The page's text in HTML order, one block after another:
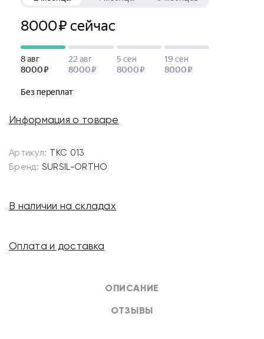
ОПИСАНИЕ
ОТЗЫВЫ
Информация о товаре
Артикул: ТКС 013
Бренд: SURSIL-ORTHO
В наличии на складах
Оплата и доставка